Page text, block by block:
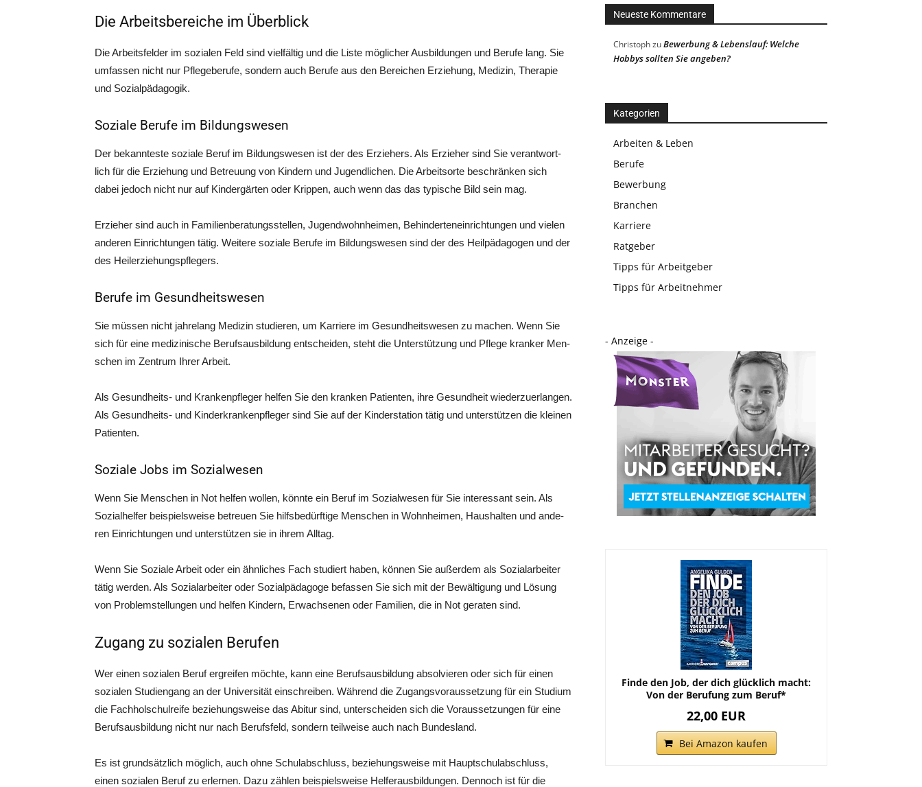
Die Arbeitsbereiche im Überblick
Die Arbeits­fel­der im sozia­len Feld sind viel­fäl­tig und die Lis­te mög­li­cher Aus­bil­dun­gen und Beru­fe lang. Sie
umfas­sen nicht nur Pfle­ge­be­ru­fe, son­dern auch Beru­fe aus den Berei­chen Erzie­hung, Medi­zin, The­ra­pie
und Sozialpädagogik.
Soziale Berufe im Bildungswesen
Der bekann­tes­te sozia­le Beruf im Bil­dungs­we­sen ist der des Erzie­hers. Als Erzie­her sind Sie ver­ant­wort­
lich für die Erzie­hung und Betreu­ung von Kin­dern und Jugend­li­chen. Die Arbeits­or­te beschrän­ken sich
dabei jedoch nicht nur auf Kin­der­gär­ten oder Krip­pen, auch wenn das das typi­sche Bild sein mag.
Erzie­her sind auch in Fami­li­en­be­ra­tungs­stel­len, Jugend­wohn­hei­men, Behin­der­ten­ein­rich­tun­gen und vie­len
ande­ren Ein­rich­tun­gen tätig. Wei­te­re sozia­le Beru­fe im Bil­dungs­we­sen sind der des Heil­päd­ago­gen und der
des Heilerziehungspflegers.
Berufe im Gesundheitswesen
Sie müs­sen nicht jah­re­lang Medi­zin stu­die­ren, um Kar­rie­re im Gesund­heits­we­sen zu machen. Wenn Sie
sich für eine medi­zi­ni­sche Berufs­aus­bil­dung ent­schei­den, steht die Unter­stüt­zung und Pfle­ge kran­ker Men­
schen im Zen­trum Ihrer Arbeit.
Als Gesund­heits- und Kran­ken­pfle­ger hel­fen Sie den kran­ken Pati­en­ten, ihre Gesund­heit wie­der­zu­er­lan­gen.
Als Gesund­heits- und Kin­der­kran­ken­pfle­ger sind Sie auf der Kin­der­sta­ti­on tätig und unter­stüt­zen die klei­nen
Patienten.
Soziale Jobs im Sozialwesen
Wenn Sie Men­schen in Not hel­fen wol­len, könn­te ein Beruf im Sozi­al­we­sen für Sie inter­es­sant sein. Als
Sozi­al­hel­fer bei­spiels­wei­se betreu­en Sie hilfs­be­dürf­ti­ge Men­schen in Wohn­hei­men, Haus­hal­ten und ande­
ren Ein­rich­tun­gen und unter­stüt­zen sie in ihrem Alltag.
Wenn Sie Sozia­le Arbeit oder ein ähn­li­ches Fach stu­diert haben, kön­nen Sie außer­dem als Sozi­al­ar­bei­ter
tätig wer­den. Als Sozi­al­ar­bei­ter oder Sozi­al­päd­ago­ge befas­sen Sie sich mit der Bewäl­ti­gung und Lösung
von Pro­blem­stel­lun­gen und hel­fen Kin­dern, Erwach­se­nen oder Fami­li­en, die in Not gera­ten sind.
Zugang zu sozialen Berufen
Wer einen sozia­len Beruf ergrei­fen möch­te, kann eine Berufs­aus­bil­dung absol­vie­ren oder sich für einen
sozia­len Stu­di­en­gang an der Uni­ver­si­tät ein­schrei­ben. Wäh­rend die Zugangs­vor­aus­set­zung für ein Stu­di­um
die Fach­hol­schul­rei­fe bezie­hungs­wei­se das Abitur sind, unter­schei­den sich die Vor­aus­set­zun­gen für eine
Berufs­aus­bil­dung nicht nur nach Berufs­feld, son­dern teil­wei­se auch nach Bundesland.
Es ist grund­sätz­lich mög­lich, auch ohne Schul­ab­schluss, bezie­hungs­wei­se mit Haupt­schul­ab­schluss,
einen sozia­len Beruf zu erler­nen. Dazu zäh­len bei­spiels­wei­se Hel­fer­aus­bil­dun­gen. Den­noch ist für die
Neueste Kommentare
ChristophzuBewerbung & Lebenslauf: Welche
Hobbys sollten Sie angeben?
Kategorien
Arbeiten & Leben
Berufe
Bewerbung
Branchen
Karriere
Ratgeber
Tipps für Arbeitgeber
Tipps für Arbeitnehmer
- Anzeige -
Finde den Job, der dich glücklich macht:
Von der Berufung zum Beruf*
22,00 EUR
Bei Amazon kaufen